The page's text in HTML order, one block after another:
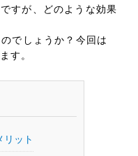
すが、どのような効果
でしょうか？今回は
す。
ット